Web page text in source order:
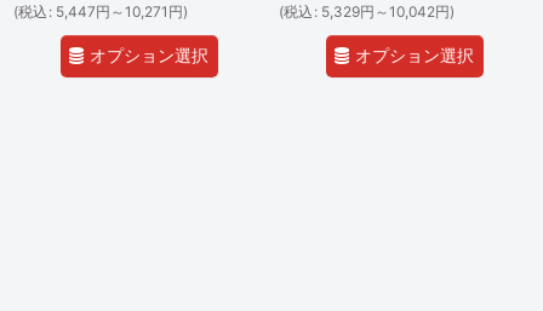
(税込 : 5,447円 ～10,271 円)
オプション選択
(税込 : 5,329円 ～10,042円)
オプション選択